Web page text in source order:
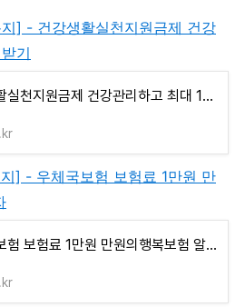
] - 건강생활실천지원금제 건강
기
건강생활실천지원금제 건강관리하고 최대 12만원 받기
] - 우체국보험 보험료 1만원 만
우체국보험 보험료 1만원 만원의행복보험 알아보자